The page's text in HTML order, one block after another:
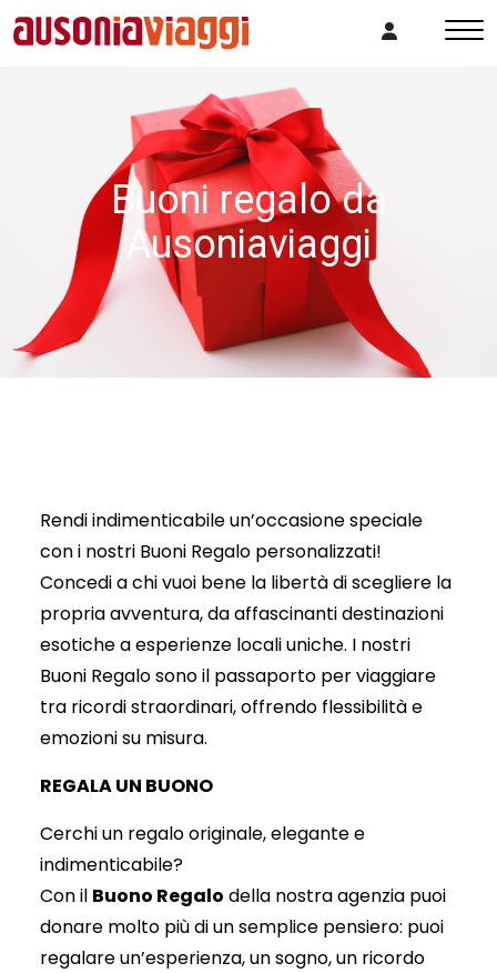
Buoni regalo da
Ausoniaviaggi
Rendi indimenticabile un’occasione speciale
con i nostri Buoni Regalo personalizzati!
Concedi a chi vuoi bene la libertà di scegliere la
propria avventura, da affascinanti destinazioni
esotiche a esperienze locali uniche. I nostri
Buoni Regalo sono il passaporto per viaggiare
tra ricordi straordinari, offrendo flessibilità e
emozioni su misura.
REGALA UN BUONO
Cerchi un regalo originale, elegante e
indimenticabile?
Con il Buono Regalo della nostra agenzia puoi
donare molto più di un semplice pensiero: puoi
regalare un’esperienza, un sogno, un ricordo